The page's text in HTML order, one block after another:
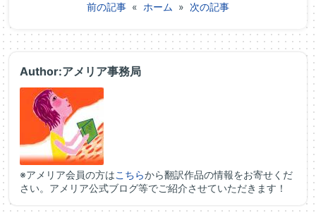
前の記事 « ホーム » 次の記事
Author:アメリア事務局
※アメリア会員の方はこちらから翻訳作品の情報をお寄せくだ
さい。アメリア公式ブログ等でご紹介させていただきます！